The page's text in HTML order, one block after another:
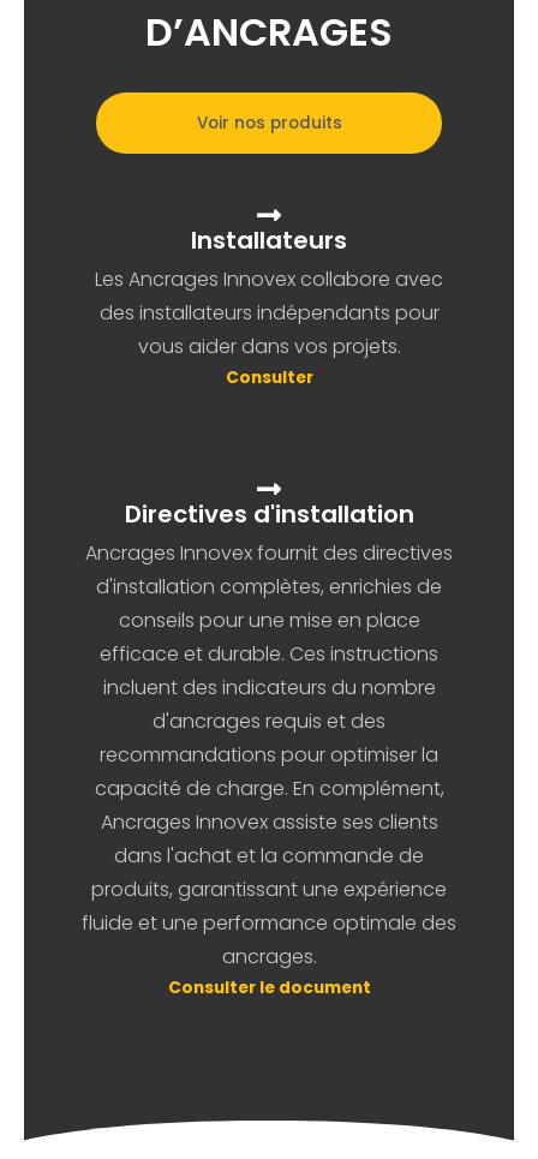
D’ANCRAGES
Voir nos produits
Installateurs
Les Ancrages Innovex collabore avec
des installateurs indépendants pour
vous aider dans vos projets.
Consulter
Directives d'installation
Ancrages Innovex fournit des directives
d'installation complètes, enrichies de
conseils pour une mise en place
efficace et durable. Ces instructions
incluent des indicateurs du nombre
d'ancrages requis et des
recommandations pour optimiser la
capacité de charge. En complément,
Ancrages Innovex assiste ses clients
dans l'achat et la commande de
produits, garantissant une expérience
fluide et une performance optimale des
ancrages.
Consulter le document